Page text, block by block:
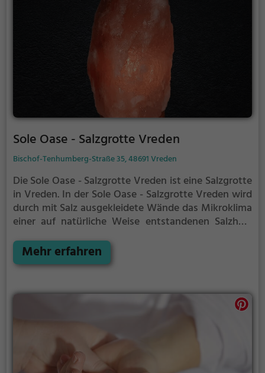
Sole Oase - Salzgrotte Vreden
Bischof-Tenhumberg-Straße 35, 48691 Vreden
Die Sole Oase - Salzgrotte Vreden ist eine Salzgrotte
in Vreden. In der Sole Oase - Salzgrotte Vreden wird
durch mit Salz ausgekleidete Wände das Mikroklima
einer auf natürliche Weise entstandenen Salzhöle
Salzgrotte Vreden kann positive Effekte bei
Atemwegsproblemen und Krankheiten bewirken.
Mehr erfahren